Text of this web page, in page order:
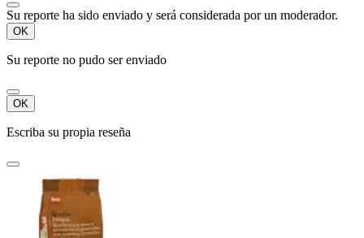
Su reporte ha sido enviado y será considerada por un moderador.
OK
Su reporte no pudo ser enviado
OK
Escriba su propia reseña